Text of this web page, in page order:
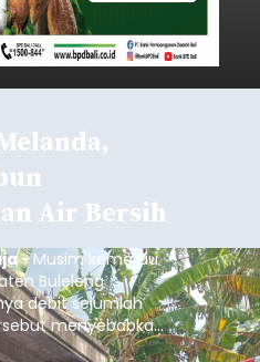
Air Bersih
-Musim kemarau
Buleleng
debit sejumlah
menyebabkan
mengalami